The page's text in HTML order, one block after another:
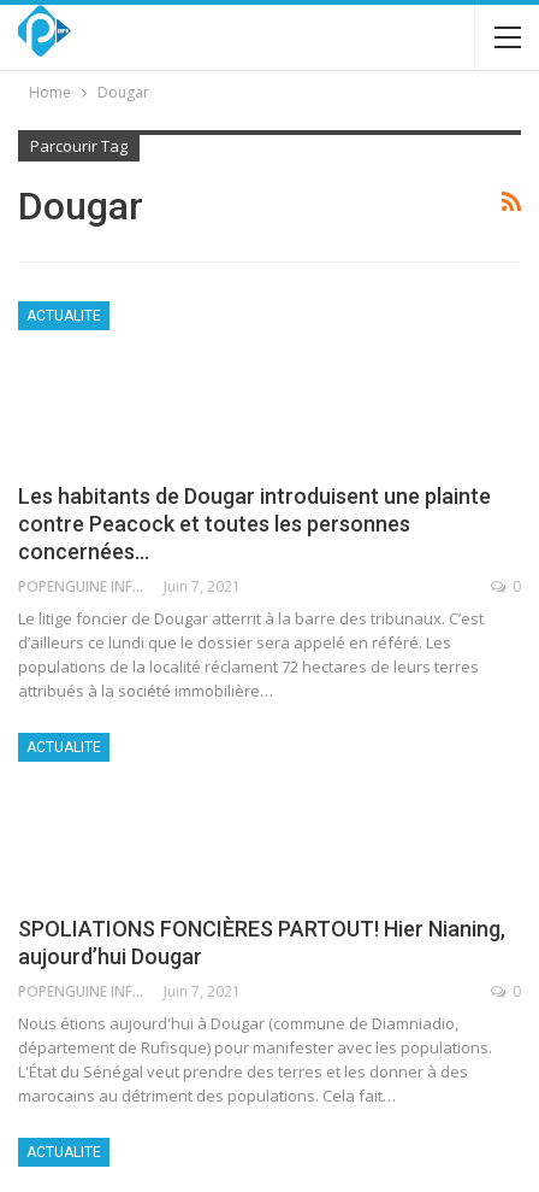
Home Dougar
Parcourir Tag
Dougar
ACTUALITE
Les habitants de Dougar introduisent une plainte
contre Peacock et toutes les personnes
concernées…
POPENGUINE INFO Juin 7, 2021 0
Le litige foncier de Dougar atterrit à la barre des tribunaux. C’est
d’ailleurs ce lundi que le dossier sera appelé en référé. Les
populations de la localité réclament 72 hectares de leurs terres
attribués à la société immobilière…
ACTUALITE
SPOLIATIONS FONCIÈRES PARTOUT! Hier Nianing,
aujourd’hui Dougar
POPENGUINE INFO Juin 7, 2021 0
Nous étions aujourd'hui à Dougar (commune de Diamniadio,
département de Rufisque) pour manifester avec les populations.
L'État du Sénégal veut prendre des terres et les donner à des
marocains au détriment des populations. Cela fait…
ACTUALITE